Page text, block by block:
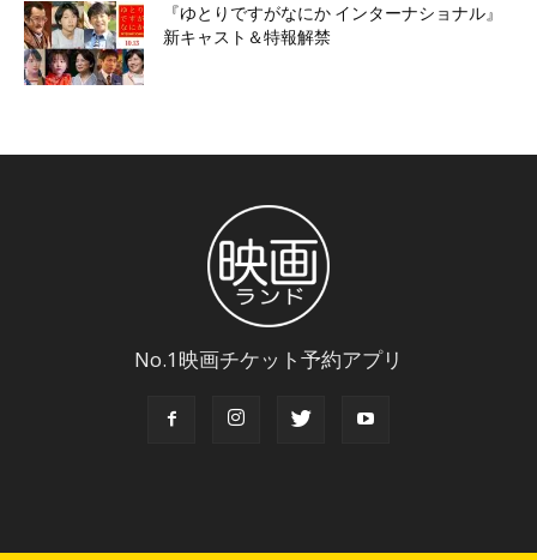
『ゆとりですがなにか インターナショナル』
新キャスト＆特報解禁
No.1映画チケット予約アプリ